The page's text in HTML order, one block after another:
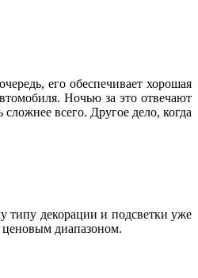
его обеспечивает хорошая
Ночью за это отвечают
всего. Другое дело, когда
типу декорации и подсветки уже
ценовым диапазоном.